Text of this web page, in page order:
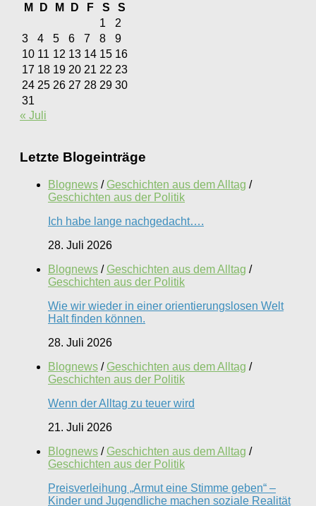
M D M D F S
S
1
2
3
4 5 6 7 8
9
10 11 12 13 14 15 16
17 18 19 20 21 22 23
24 25 26 27 28 29 30
31
« Juli
Letzte Blogeinträge
Blognews / Geschichten aus dem Alltag /
Geschichten aus der Politik
Ich habe lange nachgedacht….
28. Juli 2026
Blognews / Geschichten aus dem Alltag /
Geschichten aus der Politik
Wie wir wieder in einer orientierungslosen Welt
Halt finden können.
28. Juli 2026
Blognews / Geschichten aus dem Alltag /
Geschichten aus der Politik
Wenn der Alltag zu teuer wird
21. Juli 2026
Blognews / Geschichten aus dem Alltag /
Geschichten aus der Politik
Preisverleihung „Armut eine Stimme geben“ –
Kinder und Jugendliche machen soziale Realität